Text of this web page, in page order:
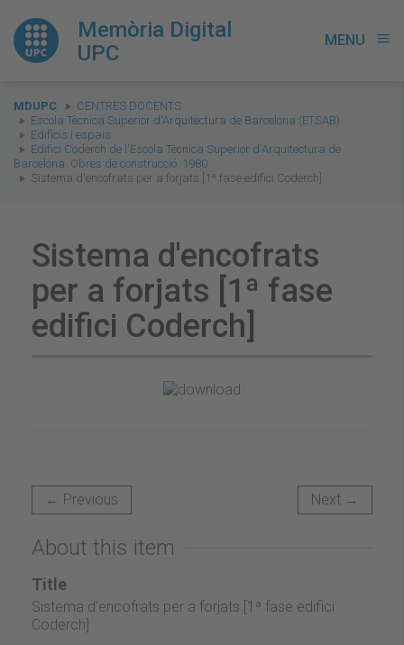
Memòria Digital
UPC
MENU menu
You
are
here:
MDUPC
CENTRES DOCENTS
Escola Tècnica Superior d'Arquitectura de Barcelona (ETSAB)
Edificis i espais
Edifici Coderch de l'Escola Tècnica Superior d'Arquitectura de
Barcelona. Obres de construcció. 1980
Sistema d'encofrats per a forjats [1ª fase edifici Coderch]
Sistema d'encofrats
per a forjats [1ª fase
edifici Coderch]
← Previous Next →
About this item
Title
Sistema d'encofrats per a forjats [1ª fase edifici
Coderch]